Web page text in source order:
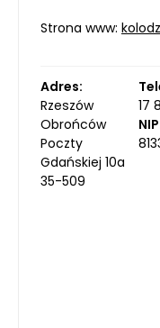
Strona www:
Adres:
Rzeszów
Obrońców
Poczty
Gdańskiej 10a
35-509
17